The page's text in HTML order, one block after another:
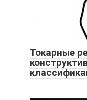
Токарные